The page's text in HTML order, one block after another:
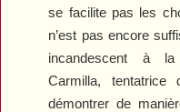
se facilite pas les
n’est pas encore
incandescent à
Carmilla, tentatrice
démontrer de